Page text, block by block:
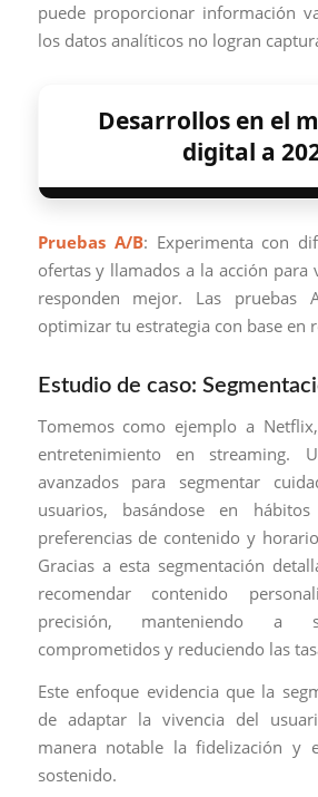
puede proporcionar información
los datos analíticos no logran
Desarrollos en el
digital a
Pruebas A/B: Experimenta con
ofertas y llamados a la acción para
responden mejor. Las pruebas
optimizar tu estrategia con base en
Estudio de caso:
Tomemos como ejemplo a
entretenimiento en streaming.
avanzados para segmentar
usuarios, basándose en
preferencias de contenido y
Gracias a esta segmentación
recomendar contenido
precisión, manteniendo a
comprometidos y reduciendo las
Este enfoque evidencia que la
de adaptar la vivencia del
manera notable la fidelización y
sostenido.